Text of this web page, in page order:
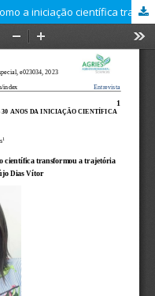
Os Caminhos da Pesquisa: Saiba como a iniciação científica transformou a trajetória acadêmica de Layane Araújo Dias Vítor